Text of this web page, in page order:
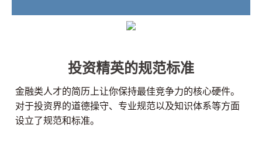
投资精英的规范标准
金融类人才的简历上让你保持最佳竞争力的核心硬件。
对于投资界的道德操守、专业规范以及知识体系等方面
设立了规范和标准。